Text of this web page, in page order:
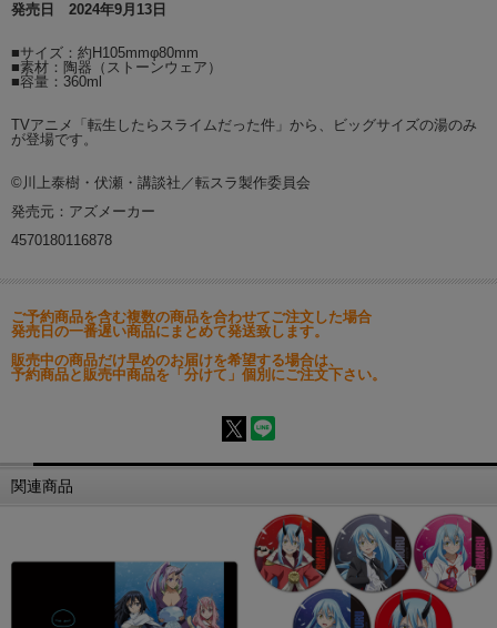
発売日 2024年9月13日
■サイズ：約H105mmφ80mm
■素材：陶器（ストーンウェア）
■容量：360ml
TVアニメ「転生したらスライムだった件」から、ビッグサイズの湯のみ
が登場です。
©川上泰樹・伏瀬・講談社／転スラ製作委員会
発売元：アズメーカー
4570180116878
ご予約商品を含む複数の商品を合わせてご注文した場合
発売日の一番遅い商品にまとめて発送致します。
販売中の商品だけ早めのお届けを希望する場合は、
予約商品と販売中商品を「分けて」個別にご注文下さい。
関連商品